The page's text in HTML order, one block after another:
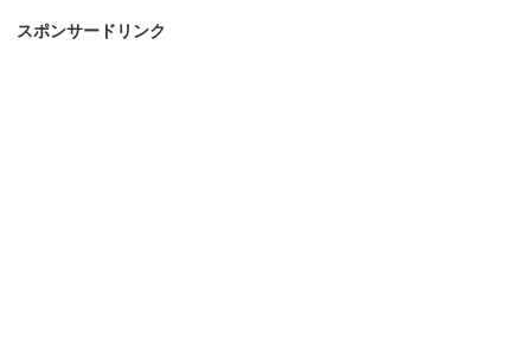
スポンサードリンク